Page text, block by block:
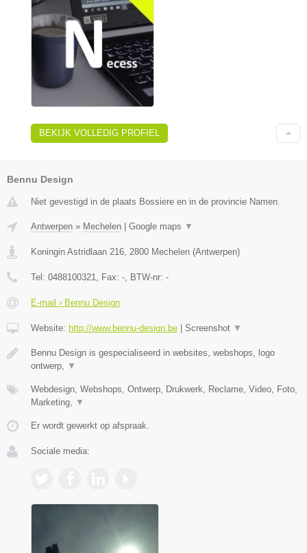
BEKIJK VOLLEDIG PROFIEL
Bennu Design
Niet gevestigd in de plaats Bossiere en in de provincie Namen.
Antwerpen » Mechelen Google maps ▼
Koningin Astridlaan 216, 2800 Mechelen (Antwerpen)
Tel: 0488100321, Fax: -, BTW-nr: -
E-mail › Bennu Design
Website: http://www.bennu-design.be Screenshot ▼
Bennu Design is gespecialiseerd in websites, webshops, logo
ontwerp, ▼
Webdesign, Webshops, Ontwerp, Drukwerk, Reclame, Video, Foto,
Marketing, ▼
Er wordt gewerkt op afspraak.
Sociale media: